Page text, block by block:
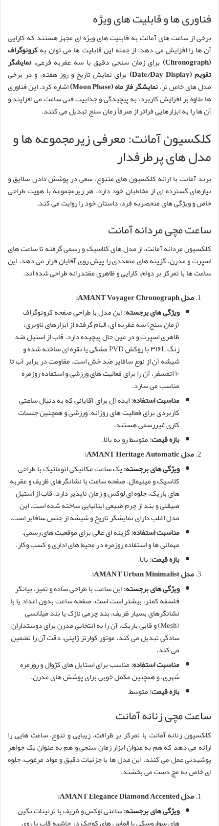
فناوری ها و قابلیت های ویژه
برخی از ساعت های آمانت به قابلیت های ویژه ای مجهز هستند که کارایی
آن ها را افزایش می دهد. از جمله این قابلیت ها می توان بهکرونوگراف
(Chronograph)
برای زمان سنجی دقیق با سه عقربه فرعی، نمایشگر
تقویم (Date/Day Display)
برای نمایش تاریخ و روز هفته، و در برخی
مدل های خاص تر،نمایشگر فاز ماه (Moon Phase)
اشاره کرد. این فناوری
ها علاوه بر افزایش کاربرد، به پیچیدگی و جذابیت فنی ساعت می افزایند و
آن ها را به ابزارهایی فراتر از صرفاً زمان سنج تبدیل می کنند.
کلکسیون آمانت: معرفی زیرمجموعه ها و
مدل های پرطرفدار
برند آمانت با ارائه کلکسیون های متنوع، سعی در پوشش دادن سلایق و
نیازهای گسترده ای از مخاطبان خود دارد. هر زیرمجموعه با هویت طراحی
خاص و ویژگی های منحصربه فرد، داستان خود را روایت می کند.
ساعت مچی مردانه آمانت
کلکسیون مردانه آمانت، از مدل های کلاسیک و رسمی گرفته تا ساعت های
اسپرت و مدرن، گزینه های متعددی را پیش روی آقایان قرار می دهد. این
ساعت ها با تمرکز بر دوام، کارایی و ظاهری مقتدرانه طراحی شده اند.
مدل AMANT Voyager Chronograph:
ویژگی های برجسته:این مدل با طراحی صفحه کرونوگراف
(زمان سنج) سه عقربه ای، الهام گرفته از ابزارهای ناوبری،
ظاهری اسپرت و در عین حال پیچیده دارد. قاب از استیل ضد
زنگ ۳۱۶L با روکش PVD مشکی یا نقره ای ساخته شده و
شیشه آن از نوع سافایر ضد خش است. مقاومت در برابر آب تا
۱۰ اتمسفر، آن را برای فعالیت های ورزشی و استفاده روزمره
مناسب می سازد.
مناسبت استفاده:ایده آل برای آقایانی که به دنبال ساعتی
کاربردی برای فعالیت های روزانه، ورزشی و همچنین جلسات
کاری غیررسمی هستند.
بازه قیمت:متوسط رو به بالا.
مدل AMANT Heritage Automatic:
ویژگی های برجسته:یک ساعت مکانیکی اتوماتیک با طراحی
کلاسیک و مینیمال. صفحه ساعت با نشانگرهای ظریف و عقربه
های باریک، جلوه ای لوکس و زمان ناپذیر دارد. قاب از استیل
صیقلی و بند از چرم طبیعی ایتالیایی ساخته شده است. این
مدل اغلب دارای نمایشگر تاریخ و شیشه از جنس سافایر است.
مناسبت استفاده:گزینه ای عالی برای موقعیت های رسمی،
مهمانی ها و استفاده روزمره در محیط های اداری و کسب وکار.
بازه قیمت:بالا.
مدل AMANT Urban Minimalist:
ویژگی های برجسته:این ساعت با طراحی ساده و تمیز، بیانگر
فلسفه کمتر، بیشتر است است. صفحه ساعت بدون اعداد یا با
نشانگرهای بسیار ظریف، بند چرمی نازک یا بند میلانسی
(Mesh) و قابی باریک، آن را به انتخابی مدرن برای دوستداران
سادگی تبدیل می کند. موتور کوارتز ژاپنی، دقت آن را تضمین
می کند.
مناسبت استفاده:مناسب برای استایل های کژوال و روزمره
شهری، و همچنین مکمل خوبی برای پوشش های مدرن.
بازه قیمت:متوسط.
ساعت مچی زنانه آمانت
کلکسیون زنانه آمانت با تمرکز بر ظرافت، زیبایی و تنوع، ساعت هایی را
ارائه می دهد که هم به عنوان ابزار زمان سنجی و هم به عنوان یک جواهر
پوشیدنی عمل می کنند. این مدل ها با جزئیات دقیق و مواد مرغوب، جلوه
ای خاص به مچ دست می بخشند.
مدل AMANT Elegance Diamond Accented:
ویژگی های برجسته:ساعتی لوکس و ظریف با تزئینات نگین
های سواروسکی یا الماس های کوچک در حاشیه قاب یا روی